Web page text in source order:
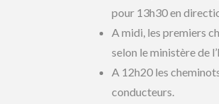
pour 13h30 en
A midi, les premiers
selon le ministère de
A 12h20 les
conducteurs.